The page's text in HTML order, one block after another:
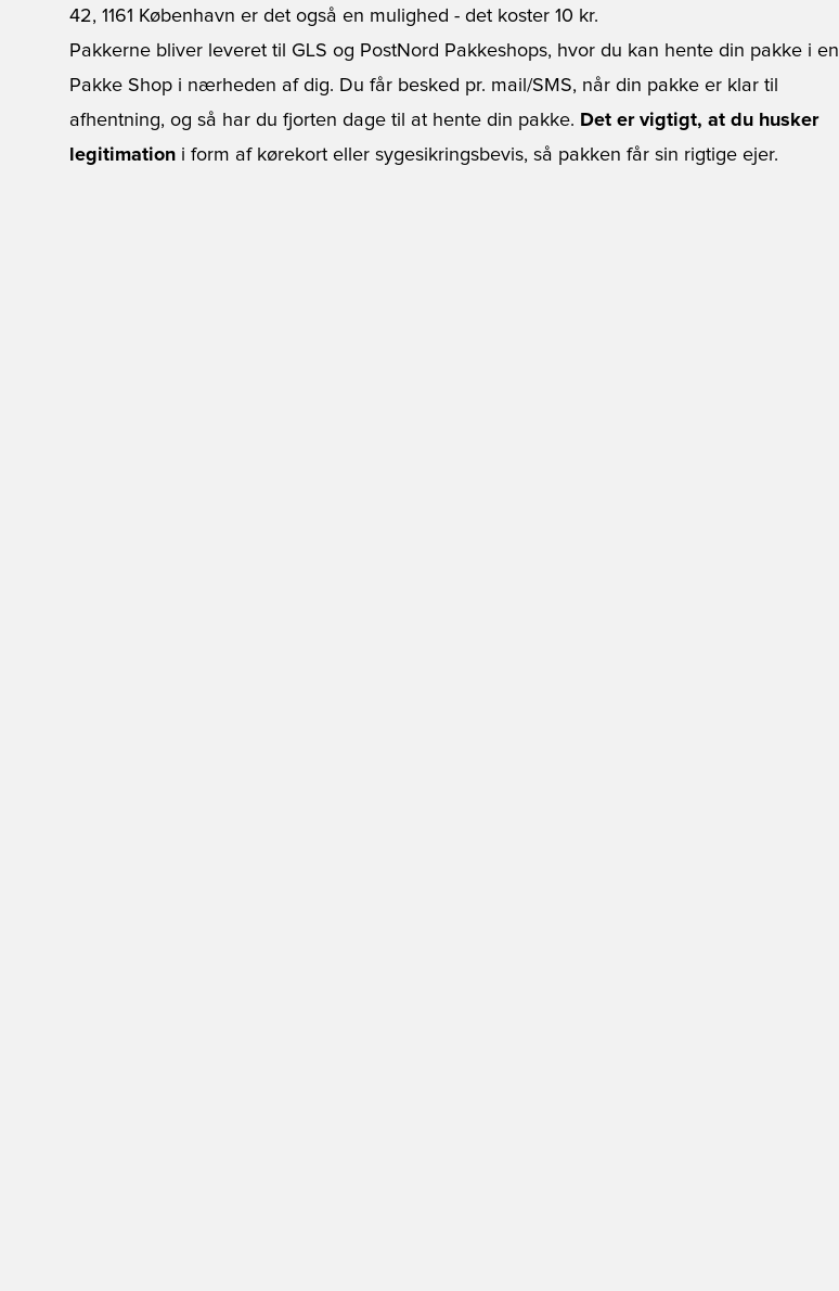
42, 1161 København er det også en mulighed - det koster 10 kr.
Pakkerne bliver leveret til GLS og PostNord Pakkeshops, hvor du kan hente din pakke i en
Pakke Shop i nærheden af dig. Du får besked pr. mail/SMS, når din pakke er klar til
afhentning, og så har du fjorten dage til at hente din pakke. Det er vigtigt, at du husker
legitimation i form af kørekort eller sygesikringsbevis, så pakken får sin rigtige ejer.